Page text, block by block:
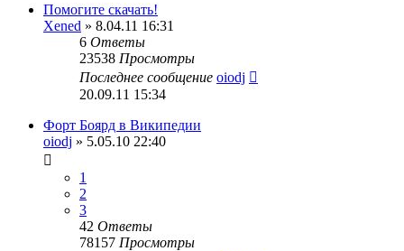
Помогите скачать!
Xened » 8.04.11 16:31
6 Ответы
23538 Просмотры
Последнее сообщение oiodj
20.09.11 15:34
Форт Боярд в Википедии
oiodj » 5.05.10 22:40
1
2
3
42 Ответы
78157 Просмотры